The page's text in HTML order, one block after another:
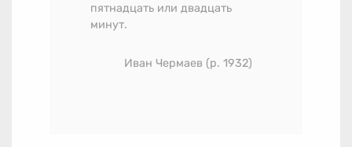
пятнадцать или двадцать
минут.
Иван Чермаев (р. 1932)